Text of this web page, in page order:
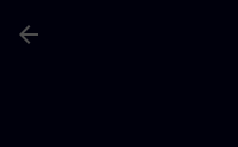
arrow_back